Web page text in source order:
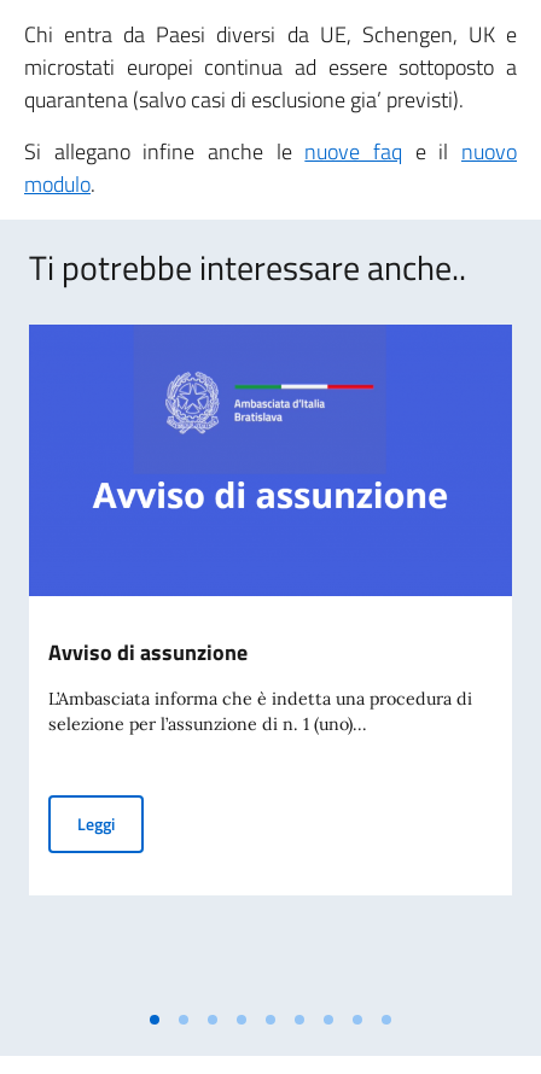
Chi entra da Paesi diversi da UE, Schengen, UK e
microstati europei continua ad essere sottoposto a
quarantena (salvo casi di esclusione gia’ previsti).
Si allegano infine anche le nuove faq e il nuovo
modulo.
Ti potrebbe interessare anche..
Avviso di assunzione
L’Ambasciata informa che è indetta una procedura di
selezione per l’assunzione di n. 1 (uno)...
LeggiAvviso di assunzione